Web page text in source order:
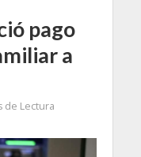
pago
a
de Lectura